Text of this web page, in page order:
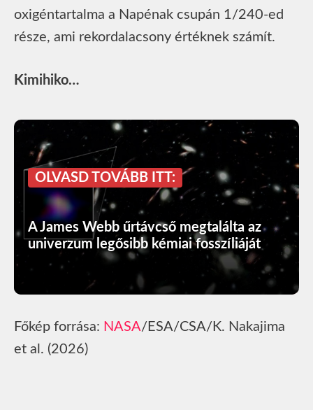
oxigéntartalma a Napénak csupán 1/240-ed
része, ami rekordalacsony értéknek számít.
Kimihiko…
OLVASD TOVÁBB ITT:
A James Webb űrtávcső megtalálta az
univerzum legősibb kémiai fosszíliáját
Főkép forrása: NASA/ESA/CSA/K. Nakajima
et al. (2026)